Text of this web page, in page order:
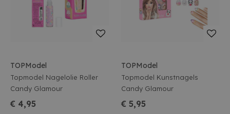
TOPModel
Topmodel Nagelolie Roller
Candy Glamour
€ 4,95
TOPModel
Topmodel Kunstnagels
Candy Glamour
€ 5,95